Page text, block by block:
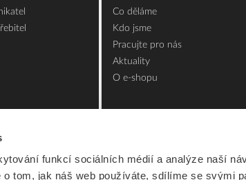
funkcí sociálních médií a analýze naší
tom, jak náš web používáte, sdílíme se svými
Co děláme
Kdo jsme
Pracujte pro nás
Aktuality
O e-shopu